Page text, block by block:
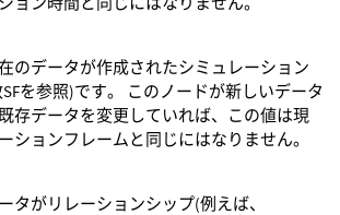
のデータが作成されたシミュレーション
を参照)です。 このノードが新しいデータ
存データを変更していれば、この値は現
ションフレームと同じにはなりません。
タがリレーションシップ(例えば、